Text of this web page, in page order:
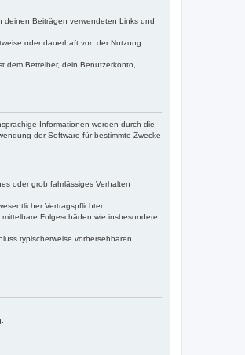
deinen Beiträgen verwendeten Links und
oder dauerhaft von der Nutzung
dem Betreiber, dein Benutzerkonto,
Informationen werden durch die
der Software für bestimmte Zwecke
oder grob fahrlässiges Verhalten
Vertragspflichten
Folgeschäden wie insbesondere
typischerweise vorhersehbaren